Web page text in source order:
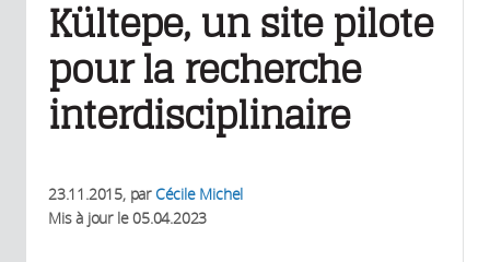
Kültepe, un site pilote
pour la recherche
interdisciplinaire
23.11.2015, parCécile Michel
Mis à jour le05.04.2023